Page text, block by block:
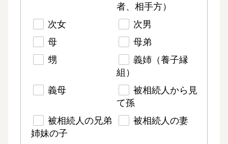
者、相手方）
次女
次男
母
母弟
甥
義姉（養子縁
組）
義母
被相続人から見
て孫
被相続人の兄弟
姉妹の子
被相続人の妻